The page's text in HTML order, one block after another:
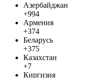
Азербайджан
+994
Армения
+374
Беларусь
+375
Казахстан
+7
Киргизия